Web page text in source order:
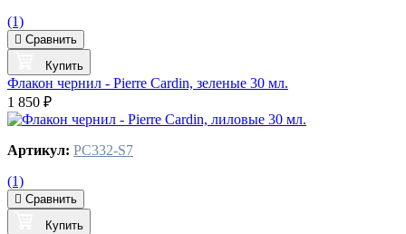
(1)
Сравнить
Купить
Флакон чернил - Pierre Cardin, зеленые 30 мл.
1 850 ₽
Артикул: PC332-S7
(1)
Сравнить
Купить